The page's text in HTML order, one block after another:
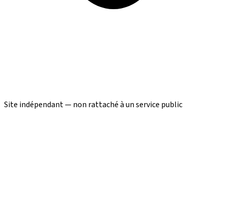
Site indépendant — non rattaché à un service public